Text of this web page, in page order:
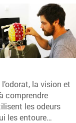
la vision et
comprendre
les odeurs
les entoure…